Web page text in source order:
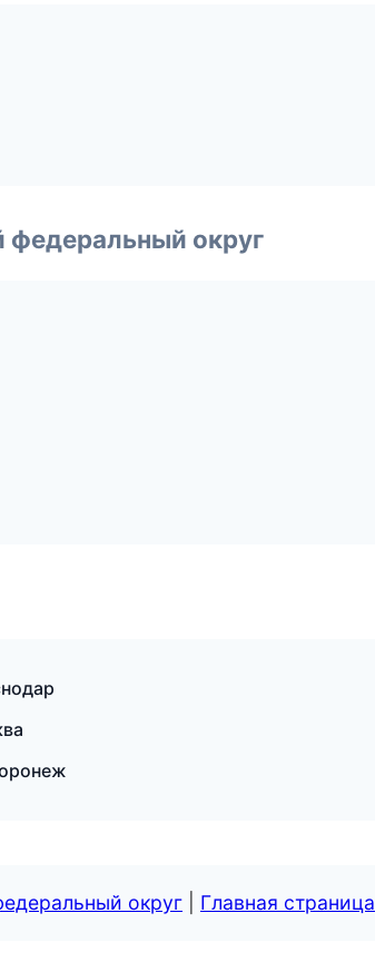
федеральный округ
округ Главная страница